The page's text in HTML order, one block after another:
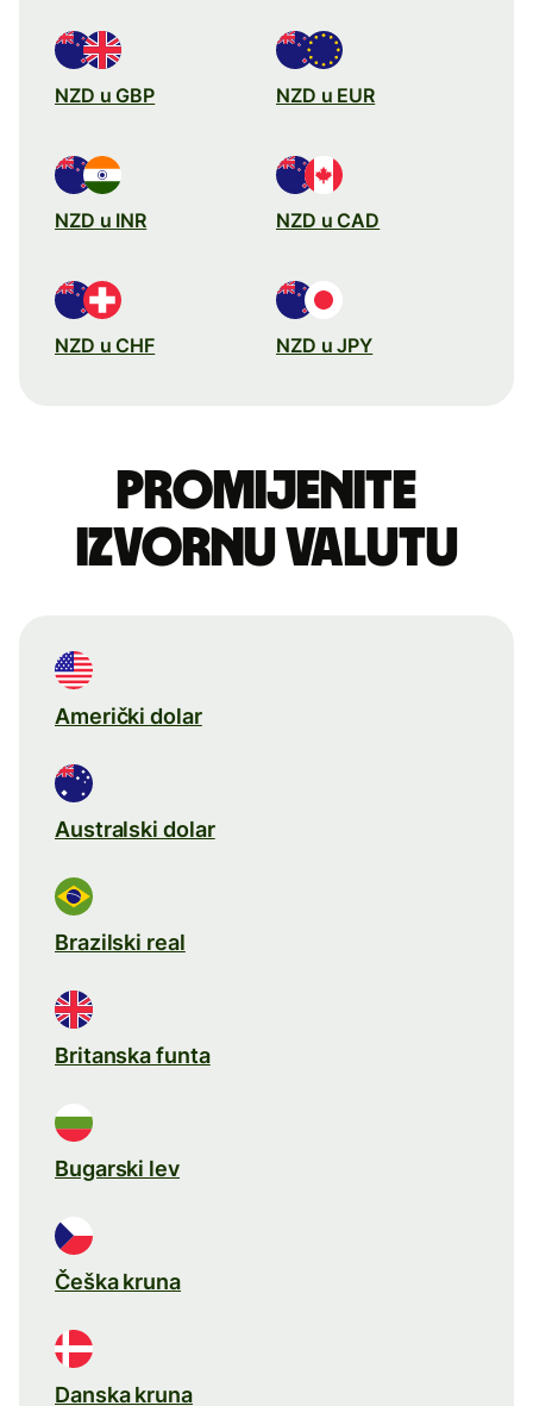
NZD u GBP NZD u EUR
NZD u INR NZD u CAD
NZD u CHF NZD u JPY
Promijenite
izvornu valutu
Američki dolar
Australski dolar
Brazilski real
Britanska funta
Bugarski lev
Češka kruna
Danska kruna